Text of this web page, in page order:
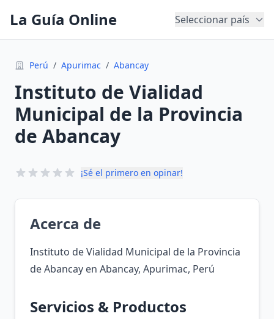
La Guía Online Seleccionar país
Perú / Apurimac / Abancay
Instituto de Vialidad
Municipal de la Provincia
de Abancay
¡Sé el primero en opinar!
Acerca de
Instituto de Vialidad Municipal de la Provincia
de Abancay en Abancay, Apurimac, Perú
Servicios & Productos